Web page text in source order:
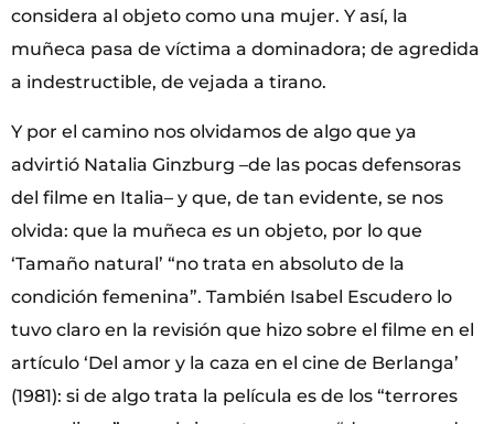
considera al objeto como una mujer. Y así, la
muñeca pasa de víctima a dominadora; de agredida
a indestructible, de vejada a tirano.
Y por el camino nos olvidamos de algo que ya
advirtió Natalia Ginzburg –de las pocas defensoras
del filme en Italia– y que, de tan evidente, se nos
olvida: que la muñeca es un objeto, por lo que
‘Tamaño natural’ “no trata en absoluto de la
condición femenina”. También Isabel Escudero lo
tuvo claro en la revisión que hizo sobre el filme en el
artículo ‘Del amor y la caza en el cine de Berlanga’
(1981): si de algo trata la película es de los “terrores